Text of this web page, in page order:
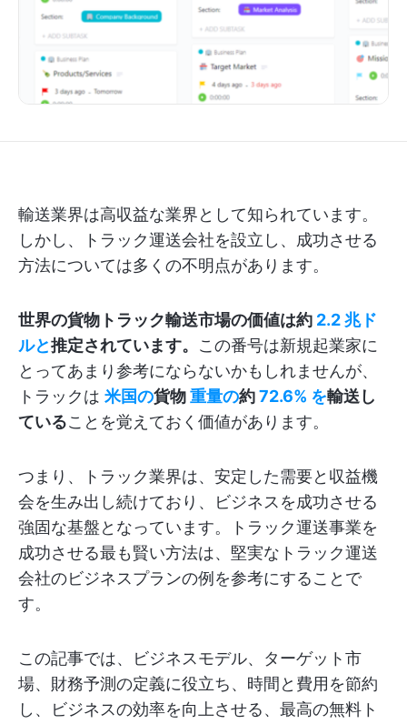
輸送業界は高収益な業界として知られています。
しかし、トラック運送会社を設立し、成功させる
方法については多くの不明点があります。
世界の貨物トラック輸送市場の価値は約 2.2 兆ド
ルと推定されています。 この番号は新規起業家に
とってあまり参考にならないかもしれませんが、
トラックは 米国の貨物重量の約72.6% を輸送し
ていることを覚えておく価値があります。
つまり、トラック業界は、安定した需要と収益機
会を生み出し続けており、ビジネスを成功させる
強固な基盤となっています。トラック運送事業を
成功させる最も賢い方法は、堅実なトラック運送
会社のビジネスプランの例を参考にすることで
す。
この記事では、ビジネスモデル、ターゲット市
場、財務予測の定義に役立ち、時間と費用を節約
し、ビジネスの効率を向上させる、最高の無料ト